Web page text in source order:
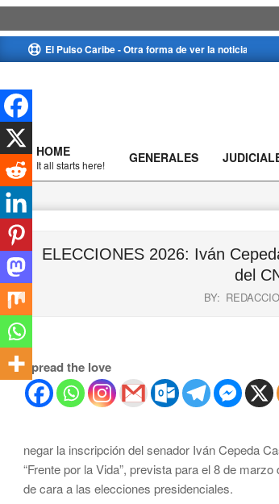
to
El Pulso Caribe - Otra forma de ver la noticia
Primary
Navigation
Menu
HOME
It all starts here! GENERALES
ELECCIONES 2026: Iván
del
BY:
Spread the love
negar la inscripción del senador Iván Cepeda
“Frente por la Vida”, prevista para el 8 de
de cara a las elecciones presidenciales.